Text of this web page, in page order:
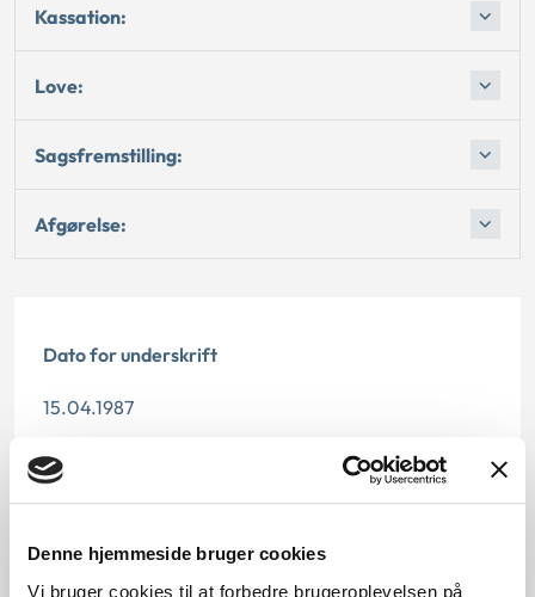
Denne hjemmeside bruger cookies
Vi bruger cookies til at forbedre brugeroplevelsen på
Kassation:
Love:
Sagsfremstilling:
Afgørelse:
Dato for underskrift
15.04.1987
Offentliggørelsesdato
Paragraf